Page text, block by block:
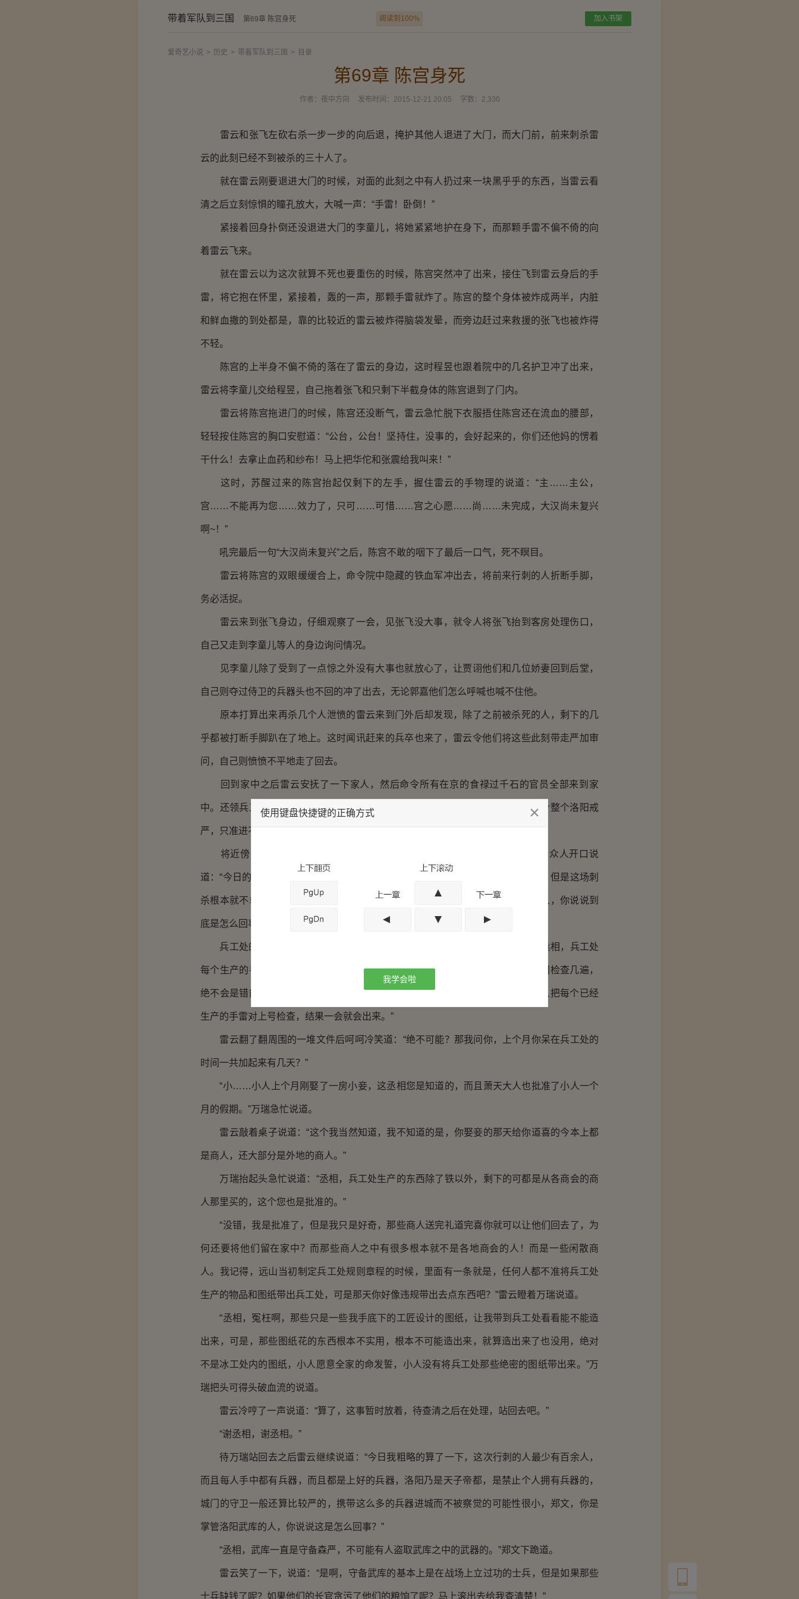
带着军队到三国 第69章 陈宫身死 阅读到100% 加入书架
爱奇艺小说 > 历史 > 带着军队到三国 > 目录
第69章 陈宫身死
作者： 夜中方向 发布时间： 2015-12-21 20:05 字数： 2,330
雷云和张飞左砍右杀一步一步的向后退，掩护其他人退进了大门，而大门前，前来刺杀雷
云的此刻已经不到被杀的三十人了。
就在雷云刚要退进大门的时候，对面的此刻之中有人扔过来一块黑乎乎的东西，当雷云看
清之后立刻惊惧的瞳孔放大，大喊一声：“手雷！卧倒！”
紧接着回身扑倒还没退进大门的李童儿，将她紧紧地护在身下，而那颗手雷不偏不倚的向
着雷云飞来。
就在雷云以为这次就算不死也要重伤的时候，陈宫突然冲了出来，接住飞到雷云身后的手
雷，将它抱在怀里，紧接着，轰的一声，那颗手雷就炸了。陈宫的整个身体被炸成两半，内脏
和鲜血撒的到处都是，靠的比较近的雷云被炸得脑袋发晕，而旁边赶过来救援的张飞也被炸得
不轻。
陈宫的上半身不偏不倚的落在了雷云的身边，这时程昱也跟着院中的几名护卫冲了出来，
雷云将李童儿交给程昱，自己拖着张飞和只剩下半截身体的陈宫退到了门内。
雷云将陈宫拖进门的时候，陈宫还没断气，雷云急忙脱下衣服捂住陈宫还在流血的腰部，
轻轻按住陈宫的胸口安慰道：“公台，公台！坚持住，没事的，会好起来的，你们还他妈的愣着
干什么！去拿止血药和纱布！马上把华佗和张震给我叫来！”
这时，苏醒过来的陈宫抬起仅剩下的左手，握住雷云的手物理的说道：“主……主公，
宫……不能再为您……效力了，只可……可惜……宫之心愿……尚……未完成，大汉尚未复兴
啊~！”
吼完最后一句“大汉尚未复兴”之后，陈宫不敢的咽下了最后一口气，死不瞑目。
雷云将陈宫的双眼缓缓合上，命令院中隐藏的铁血军冲出去，将前来行刺的人折断手脚，
务必活捉。
雷云来到张飞身边，仔细观察了一会，见张飞没大事，就令人将张飞抬到客房处理伤口，
自己又走到李童儿等人的身边询问情况。
见李童儿除了受到了一点惊之外没有大事也就放心了，让贾诩他们和几位娇妻回到后堂，
自己则夺过侍卫的兵器头也不回的冲了出去，无论郭嘉他们怎么呼喊也喊不住他。
原本打算出来再杀几个人泄愤的雷云来到门外后却发现，除了之前被杀死的人，剩下的几
乎都被打断手脚趴在了地上。这时闻讯赶来的兵卒也来了，雷云令他们将这些此刻带走严加审
问，自己则愤愤不平地走了回去。
回到家中之后雷云安抚了一下家人，然后命令所有在京的食禄过千石的官员全部来到家
中。还领兵工处的负责人和远在熊耳山训练的典韦和许褚给急忙调了过来，并下令整个洛阳戒
严，只准进不准出。
将近傍晚的时候，见所有人基本上都到了，雷云扫视了一眼下面战战兢兢的众人开口说
道：“今日的事情你们应该都有所耳闻了吧？如果只是单纯的刺杀我也懒得叫你们，但是这场刺
杀根本就不单纯！因为，他们有兵工处的生产的手雷！万瑞，你是兵工处的负责人，你说说到
底是怎么回事？为什么比情报处还要严密的兵工处生产的手雷会落入敌方的手里？”
兵工处的负责人万瑞一听立刻汗流浃背的跪在了地上，慌张的说道：“丞……丞相，兵工处
每个生产的手雷和别的物件都有编号，去向也有明确的记录，属下也每隔一段时间检查几遍，
绝不会是错能够兵工处流出去的。今天听到这个消息之后，我已经下令手底下的人把每个已经
生产的手雷对上号检查，结果一会就会出来。”
雷云翻了翻周围的一堆文件后呵呵冷笑道：“绝不可能？那我问你，上个月你呆在兵工处的
时间一共加起来有几天？”
“小……小人上个月刚娶了一房小妾，这丞相您是知道的，而且萧天大人也批准了小人一个
月的假期。”万瑞急忙说道。
雷云敲着桌子说道：“这个我当然知道，我不知道的是，你娶妾的那天给你道喜的今本上都
是商人，还大部分是外地的商人。”
万瑞抬起头急忙说道：“丞相，兵工处生产的东西除了铁以外，剩下的可都是从各商会的商
人那里买的，这个您也是批准的。”
“没错，我是批准了，但是我只是好奇，那些商人送完礼道完喜你就可以让他们回去了，为
何还要将他们留在家中？而那些商人之中有很多根本就不是各地商会的人！而是一些闲散商
人。我记得，远山当初制定兵工处规则章程的时候，里面有一条就是，任何人都不准将兵工处
生产的物品和图纸带出兵工处，可是那天你好像违规带出去点东西吧？”雷云瞪着万瑞说道。
“丞相，冤枉啊，那些只是一些我手底下的工匠设计的图纸，让我带到兵工处看看能不能造
出来，可是，那些图纸花的东西根本不实用，根本不可能造出来，就算造出来了也没用，绝对
不是冰工处内的图纸，小人愿意全家的命发誓，小人没有将兵工处那些绝密的图纸带出来。”万
瑞把头可得头破血流的说道。
雷云冷哼了一声说道：“算了，这事暂时放着，待查清之后在处理，站回去吧。”
“谢丞相，谢丞相。”
待万瑞站回去之后雷云继续说道：“今日我粗略的算了一下，这次行刺的人最少有百余人，
而且每人手中都有兵器，而且都是上好的兵器，洛阳乃是天子帝都，是禁止个人拥有兵器的，
城门的守卫一般还算比较严的，携带这么多的兵器进城而不被察觉的可能性很小，郑文，你是
掌管洛阳武库的人，你说说这是怎么回事？”
“丞相，武库一直是守备森严，不可能有人盗取武库之中的武器的。”郑文下跪道。
雷云笑了一下，说道：“是啊，守备武库的基本上是在战场上立过功的士兵，但是如果那些
士兵缺钱了呢？如果他们的长官贪污了他们的粮饷了呢？马上滚出去给我查清楚！”
使用键盘快捷键的正确方式
我学会啦